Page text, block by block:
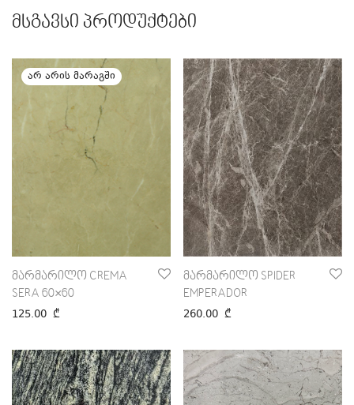
მსგავსი პროდუქტები
მარმარილო CREMA
SERA 60×60
125.00 ₾
მარმარილო SPIDER
EMPERADOR
260.00 ₾